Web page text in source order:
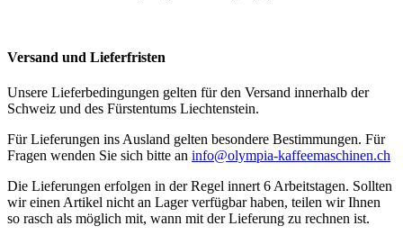
Versand und Lieferfristen
Unsere Lieferbedingungen gelten für den Versand innerhalb der
Schweiz und des Fürstentums Liechtenstein.
Für Lieferungen ins Ausland gelten besondere Bestimmungen. Für
Fragen wenden Sie sich bitte an info@olympia-kaffeemaschinen.ch
Die Lieferungen erfolgen in der Regel innert 6 Arbeitstagen. Sollten
wir einen Artikel nicht an Lager verfügbar haben, teilen wir Ihnen
so rasch als möglich mit, wann mit der Lieferung zu rechnen ist.